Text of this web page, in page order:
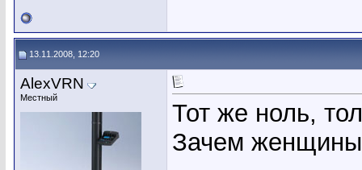
13.11.2008, 12:20
AlexVRN
Местный
Тот же ноль,
Зачем